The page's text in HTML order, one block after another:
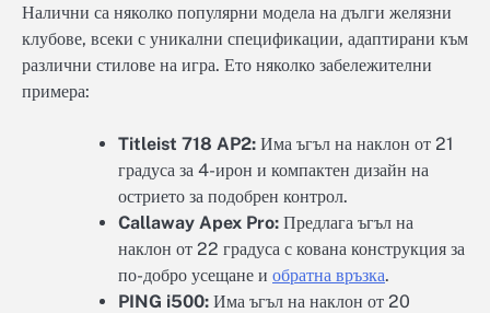
Налични са няколко популярни модела на дълги желязни
клубове, всеки с уникални спецификации, адаптирани към
различни стилове на игра. Ето няколко забележителни
примера:
Titleist 718 AP2: Има ъгъл на наклон от 21
градуса за 4-ирон и компактен дизайн на
острието за подобрен контрол.
Callaway Apex Pro: Предлага ъгъл на
наклон от 22 градуса с кована конструкция за
по-добро усещане и обратна връзка.
PING i500: Има ъгъл на наклон от 20